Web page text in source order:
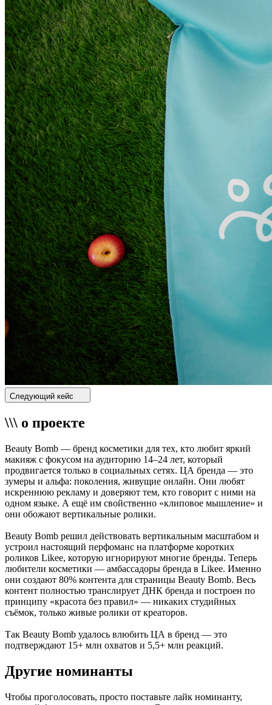
Следующий кейс
\\\ о проекте
Beauty Bomb — бренд косметики для тех, кто любит яркий
макияж с фокусом на аудиторию 14–24 лет, который
продвигается только в социальных сетях. ЦА бренда — это
зумеры и альфа: поколения, живущие онлайн. Они любят
искреннюю рекламу и доверяют тем, кто говорит с ними на
одном языке. А ещё им свойственно «клиповое мышление» и
они обожают вертикальные ролики.
Beauty Bomb решил действовать вертикальным масштабом и
устроил настоящий перфоманс на платформе коротких
роликов Likee, которую игнорируют многие бренды. Теперь
любители косметики — амбассадоры бренда в Likee. Именно
они создают 80% контента для страницы Beauty Bomb. Весь
контент полностью транслирует ДНК бренда и построен по
принципу «красота без правил» — никаких студийных
съёмок, только живые ролики от креаторов.
Так Beauty Bomb удалось влюбить ЦА в бренд — это
подтверждают 15+ млн охватов и 5,5+ млн реакций.
Другие номинанты
Чтобы проголосовать, просто поставьте лайк номинанту,